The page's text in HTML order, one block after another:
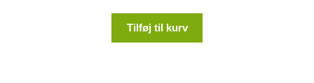
Tilføj til kurv